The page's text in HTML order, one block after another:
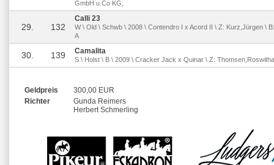
GmbH u.Co KG,
29. 132
Calli 23
W \ Old \ Schwb \ 2008 \ Contendro I x Acord II \ Z: Kurz,Jürgen \
A
30. 139 Camalita
S \ Holst \ B \ 2009 \ Cracker Jack x Quinar \ Z:
Geldpreis
300,00 EUR
Richter
Gunda Reimers
Herbert Schmerling